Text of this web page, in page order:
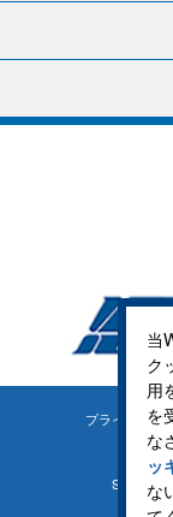
プライバシー
SNS運用
当
ク
用
を
な
ッ
な